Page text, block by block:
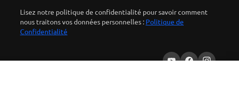
Lisez notre politique de confidentialité pour savoir comment
nous traitons vos données personnelles : Politique de
Confidentialité